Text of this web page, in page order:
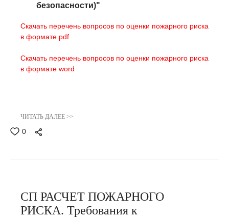
безопасности)"
Скачать перечень вопросов по оценки пожарного риска
в формате pdf
Скачать перечень вопросов по оценки пожарного риска
в формате word
ЧИТАТЬ ДАЛЕЕ >>
0
СП РАСЧЕТ ПОЖАРНОГО
РИСКА. Требования к